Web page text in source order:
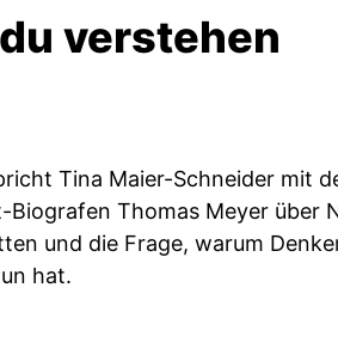
verstehen
Tina Maier-Schneider mit
Thomas Meyer über
und die Frage, warum
hat.